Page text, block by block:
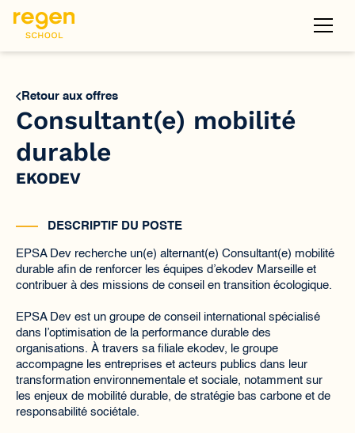
Retour aux offres
Consultant(e) mobilité
durable
EKODEV
DESCRIPTIF DU POSTE
EPSA Dev recherche un(e) alternant(e) Consultant(e) mobilité
durable afin de renforcer les équipes d’ekodev Marseille et
contribuer à des missions de conseil en transition écologique.
EPSA Dev est un groupe de conseil international spécialisé
dans l’optimisation de la performance durable des
organisations. À travers sa filiale ekodev, le groupe
accompagne les entreprises et acteurs publics dans leur
transformation environnementale et sociale, notamment sur
les enjeux de mobilité durable, de stratégie bas carbone et de
responsabilité sociétale.